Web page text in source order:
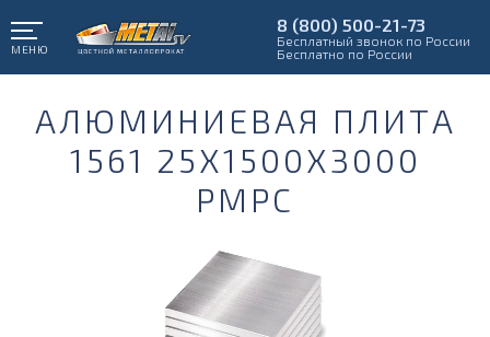
МЕНЮ
8 (800) 500-21-73
Бесплатный звонок по России
Бесплатно по России
АЛЮМИНИЕВАЯ ПЛИТА
1561 25Х1500Х3000
РМРС